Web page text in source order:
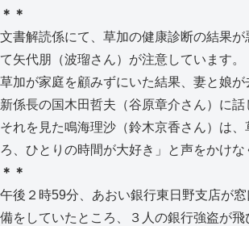
＊＊
文書解読係にて、草加の健康診断の結果が
て矢代朋（波瑠さん）が注意しています。
草加が家庭を顧みずにいた結果、妻と娘
新係長の国木田哲夫（谷原章介さん）に話
それを見た鳴海理沙（鈴木京香さん）は、
ろ、ひとりの時間が大好き」と声をかけな
＊＊
午後２時59分、あおい銀行東日野支店が
備をしていたところ、３人の銀行強盗が飛